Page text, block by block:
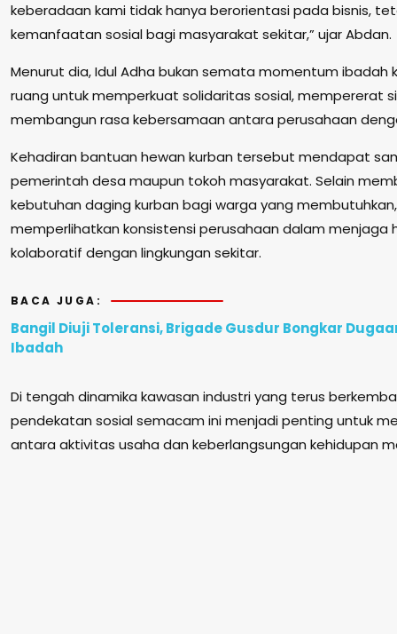
keberadaan kami tidak hanya berorientasi pada bisnis,
kemanfaatan sosial bagi masyarakat sekitar,” ujar Abdan.
Menurut dia, Idul Adha bukan semata momentum ibadah
ruang untuk memperkuat solidaritas sosial, mempererat
membangun rasa kebersamaan antara perusahaan
Kehadiran bantuan hewan kurban tersebut mendapat
pemerintah desa maupun tokoh masyarakat. Selain
kebutuhan daging kurban bagi warga yang
memperlihatkan konsistensi perusahaan dalam menjaga
kolaboratif dengan lingkungan sekitar.
BACA JUGA:
Bangil Diuji Toleransi, Brigade Gusdur Bongkar
Ibadah
Di tengah dinamika kawasan industri yang terus
pendekatan sosial semacam ini menjadi penting untuk
antara aktivitas usaha dan keberlangsungan kehidupan